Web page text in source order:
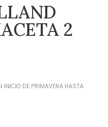
2
INICIO DE PRIMAVERA HASTA